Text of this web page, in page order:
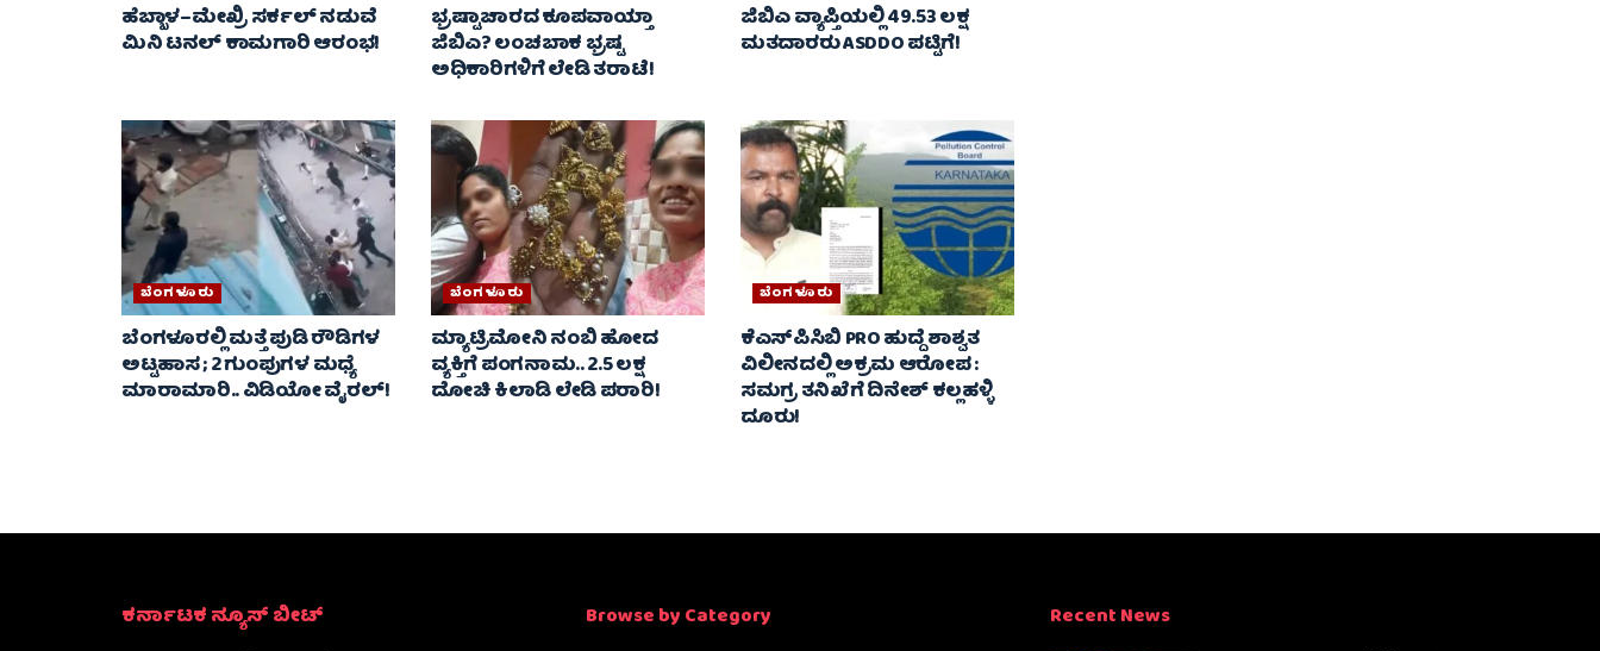
ಹೆಬ್ಬಾಳ–ಮೇಖ್ರಿ ಸರ್ಕಲ್ ನಡುವೆ
ಮಿನಿ ಟನಲ್ ಕಾಮಗಾರಿ ಆರಂಭ!
ಭ್ರಷ್ಟಾಚಾರದ ಕೂಪವಾಯ್ತಾ
ಜಿಬಿಎ? ಲಂಚಬಾಕ ಭ್ರಷ್ಟ
ಅಧಿಕಾರಿಗಳಿಗೆ ಲೇಡಿ ತರಾಟೆ!
ಜಿಬಿಎ ವ್ಯಾಪ್ತಿಯಲ್ಲಿ 49.53 ಲಕ್ಷ
ಮತದಾರರು ASDDO ಪಟ್ಟಿಗೆ!
ಬೆಂಗಳೂರು
ಬೆಂಗಳೂರಲ್ಲಿ ಮತ್ತೆ ಪುಡಿ ರೌಡಿಗಳ
ಅಟ್ಟಹಾಸ ; 2 ಗುಂಪುಗಳ ಮಧ್ಯೆ
ಮಾರಾಮಾರಿ.. ವಿಡಿಯೋ ವೈರಲ್‌!
ಬೆಂಗಳೂರು
ಮ್ಯಾಟ್ರಿಮೋನಿ ನಂಬಿ ಹೋದ
ವ್ಯಕ್ತಿಗೆ ಪಂಗನಾಮ.. 2.5 ಲಕ್ಷ
ದೋಚಿ ಕಿಲಾಡಿ ಲೇಡಿ ಪರಾರಿ!
ಬೆಂಗಳೂರು
ಕೆಎಸ್‌ಪಿಸಿಬಿ PRO ಹುದ್ದೆ ಶಾಶ್ವತ
ವಿಲೀನದಲ್ಲಿ ಅಕ್ರಮ ಆರೋಪ :
ಸಮಗ್ರ ತನಿಖೆಗೆ ದಿನೇಶ್ ಕಲ್ಲಹಳ್ಳಿ
ದೂರು!
ಕರ್ನಾಟಕ ನ್ಯೂಸ್ ಬೀಟ್ Browse by Category Recent News